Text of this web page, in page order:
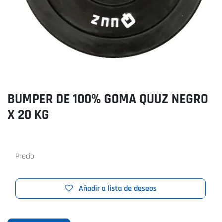
BUMPER DE 100% GOMA QUUZ NEGRO
X 20 KG
Añadir a lista de deseos
Precio